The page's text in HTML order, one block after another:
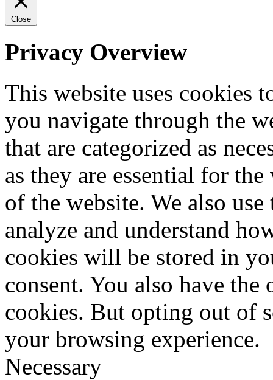
Close
Privacy Overview
This website uses cookies
you navigate through the
that are categorized as
as they are essential for
of the website. We also
analyze and understand
cookies will be stored in
consent. You also have
cookies. But opting out of
your browsing experience.
Necessary